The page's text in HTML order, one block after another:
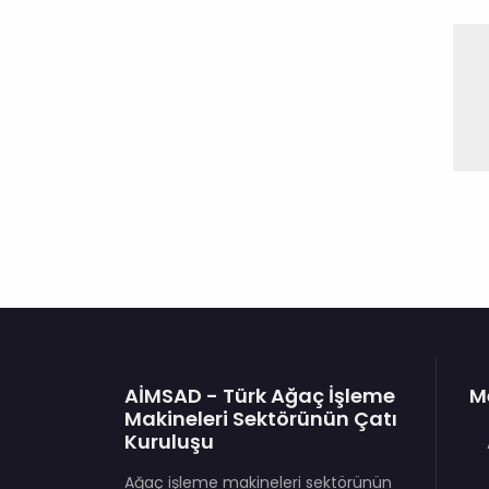
AİMSAD - Türk Ağaç İşleme
Makineleri Sektörünün Çatı
Kuruluşu
Ağaç işleme makineleri sektörünün